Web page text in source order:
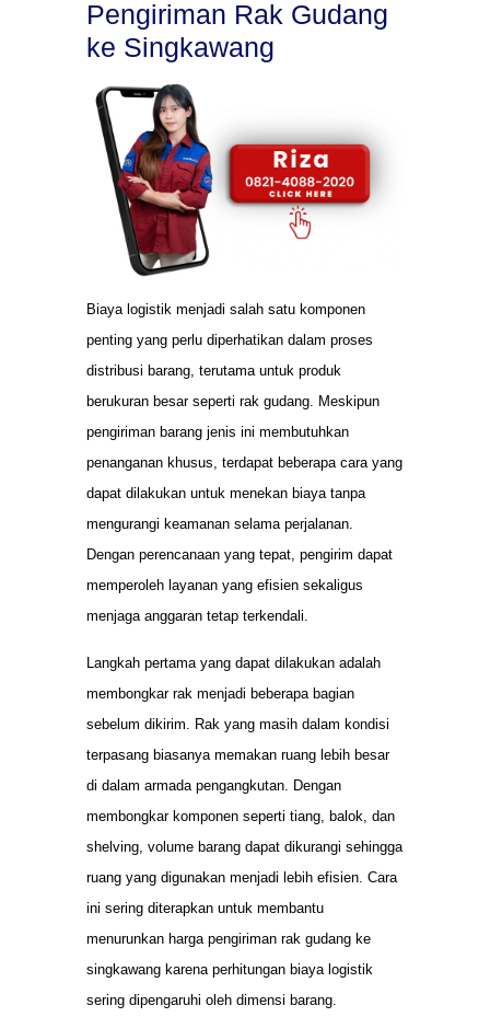
Pengiriman Rak Gudang
ke Singkawang
Biaya logistik menjadi salah satu komponen
penting yang perlu diperhatikan dalam proses
distribusi barang, terutama untuk produk
berukuran besar seperti rak gudang. Meskipun
pengiriman barang jenis ini membutuhkan
penanganan khusus, terdapat beberapa cara yang
dapat dilakukan untuk menekan biaya tanpa
mengurangi keamanan selama perjalanan.
Dengan perencanaan yang tepat, pengirim dapat
memperoleh layanan yang efisien sekaligus
menjaga anggaran tetap terkendali.
Langkah pertama yang dapat dilakukan adalah
membongkar rak menjadi beberapa bagian
sebelum dikirim. Rak yang masih dalam kondisi
terpasang biasanya memakan ruang lebih besar
di dalam armada pengangkutan. Dengan
membongkar komponen seperti tiang, balok, dan
shelving, volume barang dapat dikurangi sehingga
ruang yang digunakan menjadi lebih efisien. Cara
ini sering diterapkan untuk membantu
menurunkan harga pengiriman rak gudang ke
singkawang karena perhitungan biaya logistik
sering dipengaruhi oleh dimensi barang.